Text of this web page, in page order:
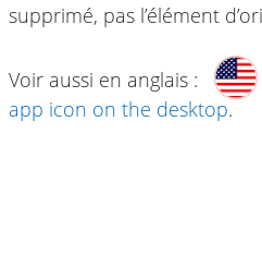
supprimé, pas l’élément
Voir aussi en anglais :
app icon on the desktop.